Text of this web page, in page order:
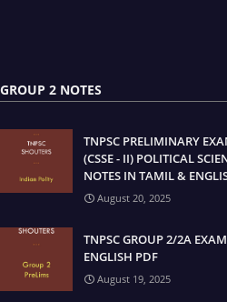
GROUP 2 NOTES
TNPSC PRELIMINARY
(CSSE - II) POLITICAL
NOTES IN TAMIL &
August 20, 2025
TNPSC GROUP 2/2A
ENGLISH PDF
August 19, 2025